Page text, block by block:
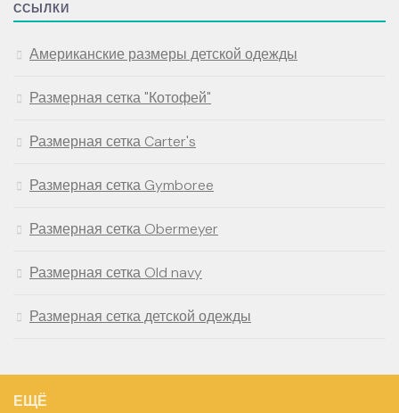
ССЫЛКИ
Американские размеры детской одежды
Размерная сетка "Котофей"
Размерная сетка Carter's
Размерная сетка Gymboree
Размерная сетка Obermeyer
Размерная сетка Old navy
Размерная сетка детской одежды
ЕЩЁ